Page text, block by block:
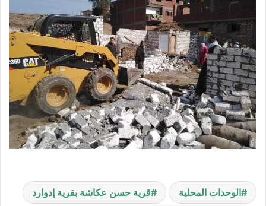
الوحدات المحلية قرية حسن عكاشة بقرية إدوارد